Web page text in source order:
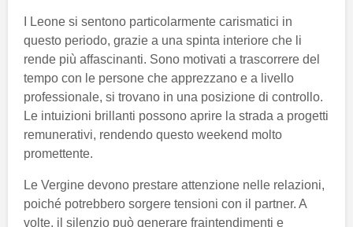
I Leone si sentono particolarmente carismatici in
questo periodo, grazie a una spinta interiore che li
rende più affascinanti. Sono motivati a trascorrere del
tempo con le persone che apprezzano e a livello
professionale, si trovano in una posizione di controllo.
Le intuizioni brillanti possono aprire la strada a progetti
remunerativi, rendendo questo weekend molto
promettente.
Le Vergine devono prestare attenzione nelle relazioni,
poiché potrebbero sorgere tensioni con il partner. A
volte, il silenzio può generare fraintendimenti e